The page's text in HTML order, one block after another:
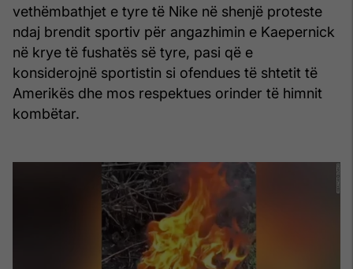
vethëmbathjet e tyre të Nike në shenjë proteste
ndaj brendit sportiv për angazhimin e Kaepernick
në krye të fushatës së tyre, pasi që e
konsiderojnë sportistin si ofendues të shtetit të
Amerikës dhe mos respektues orinder të himnit
kombëtar.